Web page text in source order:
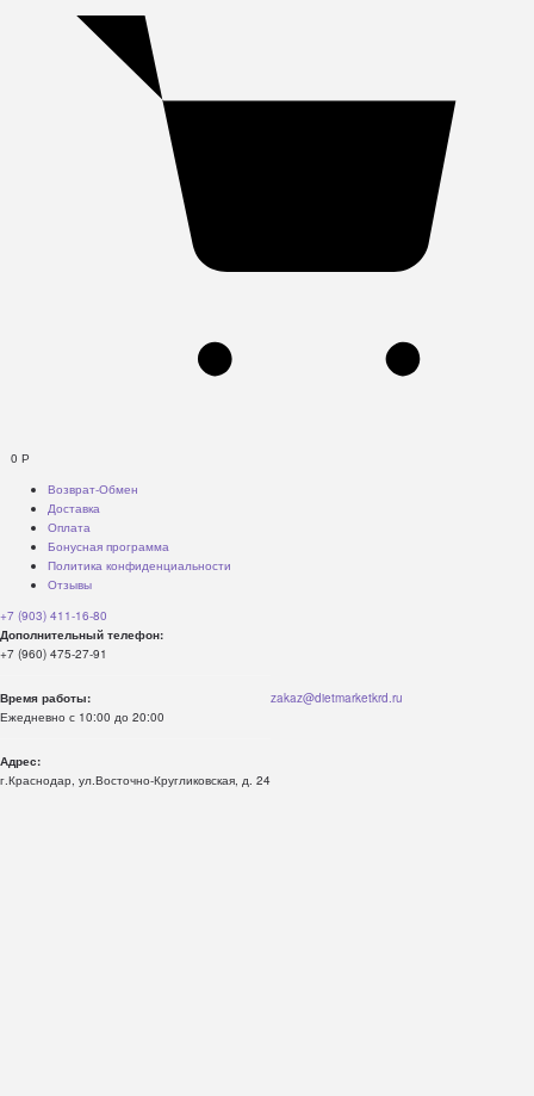
0 Р
Возврат-Обмен
Доставка
Оплата
Бонусная программа
Политика конфиденциальности
Отзывы
+7 (903) 411-16-80
Дополнительный телефон:
+7 (960) 475-27-91
Время работы:
Ежедневно с 10:00 до 20:00
Адрес:
г.Краснодар, ул.Восточно-Кругликовская, д. 24
zakaz@dietmarketkrd.ru